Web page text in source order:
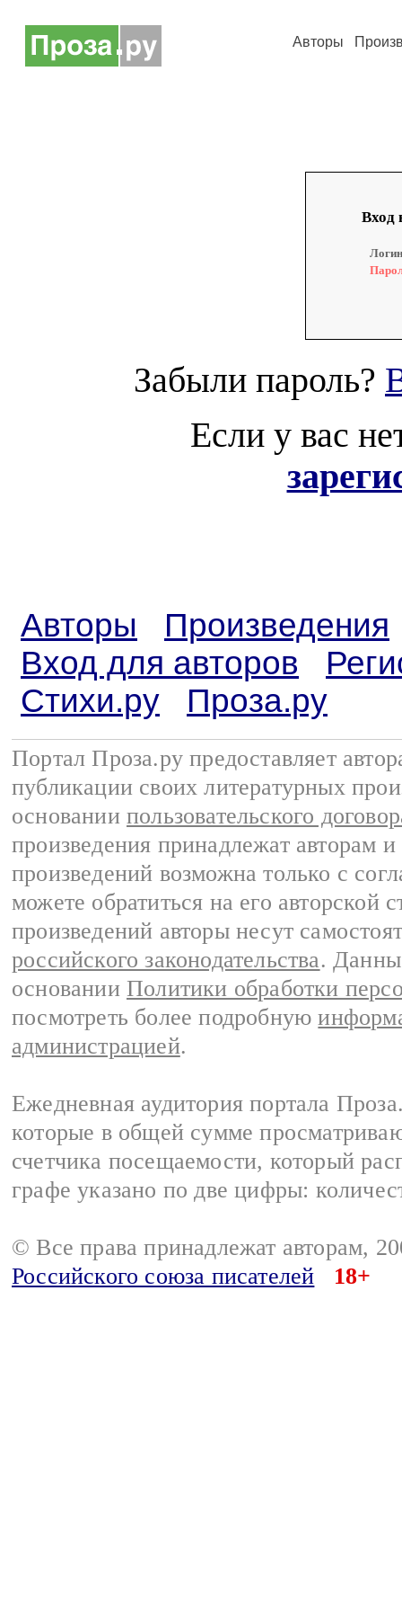
Авторы
Вход
Забыли пароль?
Если у вас
Авторы
Произведения
Вход для авторов
Стихи.ру
Проза.ру
Портал Проза.ру предоставляет
публикации своих литературных
основании пользовательского
произведения принадлежат авторам
произведений возможна только с
можете обратиться на его авторской
произведений авторы несут
российского законодательства.
основании Политики обработки
посмотреть более подробную
администрацией.
Ежедневная аудитория портала
которые в общей сумме
счетчика посещаемости, который
графе указано по две цифры:
© Все права принадлежат авторам,
Российского союза писателей
18+